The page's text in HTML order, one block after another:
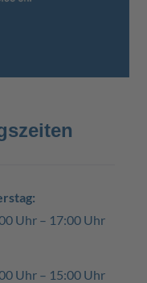
Uhr – 17:00 Uhr
Uhr – 15:00 Uhr